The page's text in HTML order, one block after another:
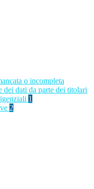
o incompleta
dei dati da parte dei titolari
1
2